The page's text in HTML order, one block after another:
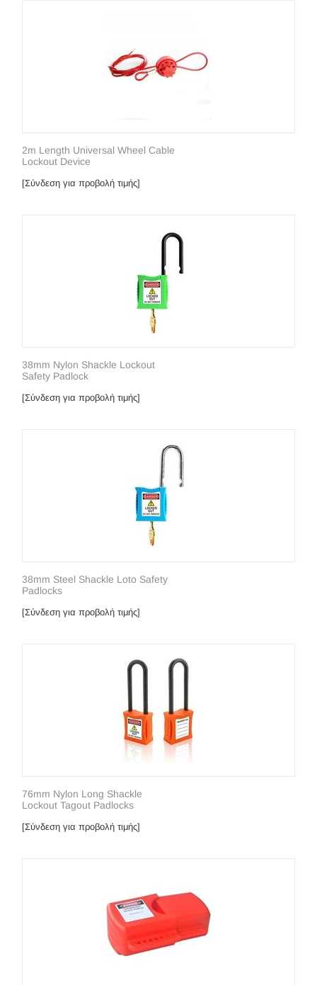
2m Length Universal Wheel Cable
Lockout Device
[Σύνδεση για προβολή τιμής]
38mm Nylon Shackle Lockout
Safety Padlock
[Σύνδεση για προβολή τιμής]
38mm Steel Shackle Loto Safety
Padlocks
[Σύνδεση για προβολή τιμής]
76mm Nylon Long Shackle
Lockout Tagout Padlocks
[Σύνδεση για προβολή τιμής]